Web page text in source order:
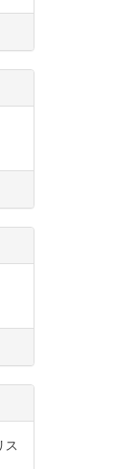
ス